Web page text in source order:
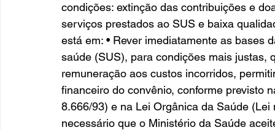
condições: extinção das contribuições e
serviços prestados ao SUS e baixa
está em: • Rever imediatamente as
saúde (SUS), para condições mais
remuneração aos custos incorridos,
financeiro do convênio, conforme previsto
8.666/93) e na Lei Orgânica da Saúde
necessário que o Ministério da Saúde